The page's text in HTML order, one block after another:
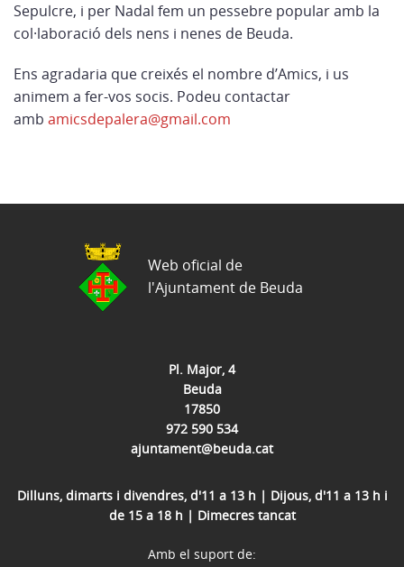
Sepulcre, i per Nadal fem un pessebre popular amb la
col·laboració dels nens i nenes de Beuda.
Ens agradaria que creixés el nombre d’Amics, i us
animem a fer-vos socis. Podeu contactar
amb amicsdepalera@gmail.com
Pl. Major, 4
Beuda
17850
972 590 534
ajuntament@beuda.cat
Dilluns, dimarts i divendres, d'11 a 13 h | Dijous, d'11 a 13 h i
de 15 a 18 h | Dimecres tancat
Web oficial de
l'Ajuntament de Beuda
Amb el suport de: